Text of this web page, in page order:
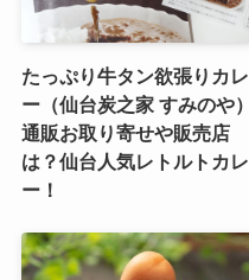
たっぷり牛タン欲張りカレ
ー（仙台炭之家 すみのや）
通販お取り寄せや販売店
は？仙台人気レトルトカレ
ー！